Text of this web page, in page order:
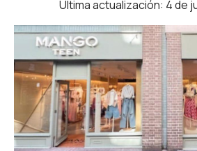
Última actualización: 4 de